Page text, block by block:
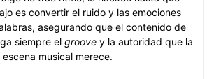
es convertir el ruido y las emociones
asegurando que el contenido de
siempre el groove y la autoridad que la
escena musical merece.